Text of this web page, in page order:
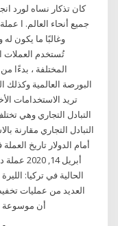
جميع أنحاء العالم. ا
وغالبًا ما يكون
تُستخدم العملات
المختلفة ، بدءًا
البورصة العالمية وكذلك
تريد الاستخدامات
التبادل التجاري وهي
التبادل التجاري مقارنة
أمام الدولار تاريخ
الحالية في تركيا:
العديد من عمليات
أن موسوعة